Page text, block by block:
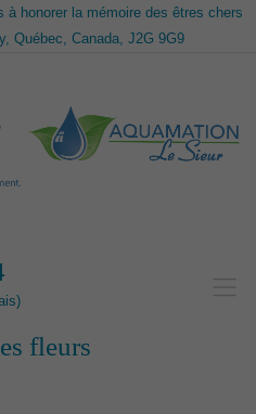
honorer la mémoire des êtres chers
Québec, Canada, J2G 9G9
fleurs